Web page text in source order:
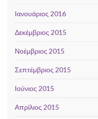
Ιανουάριος 2016
Δεκέμβριος 2015
Νοέμβριος 2015
Σεπτέμβριος 2015
Ιούνιος 2015
Απρίλιος 2015